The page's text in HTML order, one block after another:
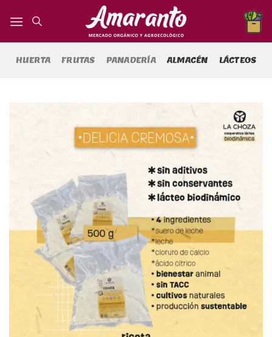
HUERTA FRUTAS PANADERÍA ALMACÉN LÁCTEOS